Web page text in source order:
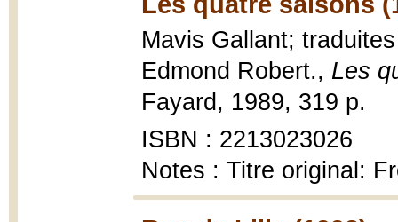
Mavis Gallant;
Edmond Robert., Les
Fayard, 1989, 319 p.
ISBN : 2213023026
Notes : Titre original: